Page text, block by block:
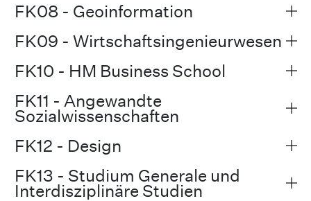
FK08 - Geoinformation
FK09 - Wirtschaftsingenieurwesen
FK10 - HM Business School
FK11 - Angewandte
Sozialwissenschaften
FK12 - Design
FK13 - Studium Generale und
Interdisziplinäre Studien